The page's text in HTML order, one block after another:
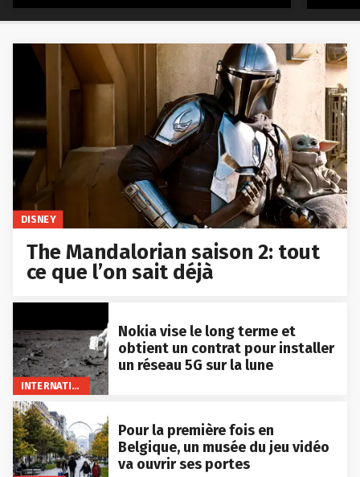
DISNEY
The Mandalorian saison 2: tout
ce que l’on sait déjà
INTERNATIONAL
Nokia vise le long terme et
obtient un contrat pour installer
un réseau 5G sur la lune
Pour la première fois en
Belgique, un musée du jeu vidéo
va ouvrir ses portes